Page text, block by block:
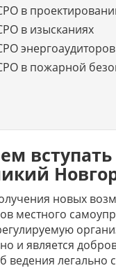
в
в изысканиях
энергоаудиторов
в пожарной
новых
местного
и является
ведения легально